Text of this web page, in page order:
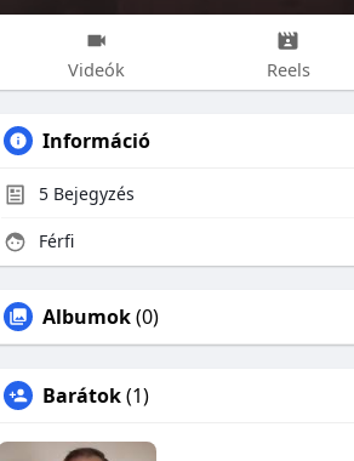
Videók Reels
Információ
5 Bejegyzés
Férfi
Albumok(0)
Barátok(1)